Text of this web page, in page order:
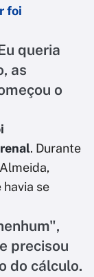
foi
queria
as
o
. Durante
se
precisou
do cálculo.